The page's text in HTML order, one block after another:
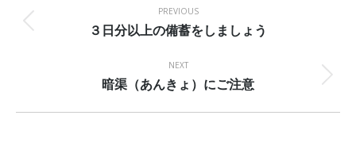
navigation
PREVIOUS
Previous
３日分以上の備蓄をしましょう
NEXT
Next
暗渠（あんきょ）にご注意